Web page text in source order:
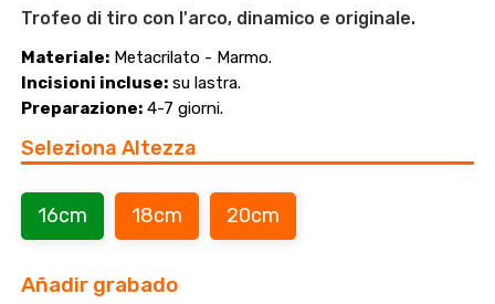
Trofeo di tiro con l'arco, dinamico e originale.
Materiale: Metacrilato - Marmo.
Incisioni incluse: su lastra.
Preparazione: 4-7 giorni.
Seleziona Altezza
16cm 18cm 20cm
Añadir grabado